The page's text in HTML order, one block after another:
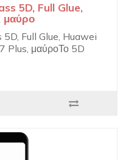
5D, Full Glue,
μαύρο
Full Glue, Huawei
Plus, μαύροΤο 5D